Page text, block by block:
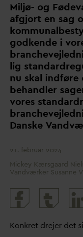
Miljø- og Fødev
afgjort en sag
godkende i
lig stand
nu skal indføre
behandler
vores stand
DanskeV
21. februar 2024
Mickey Kærsgaard
Vandværker Susanne
Konkret drejer det